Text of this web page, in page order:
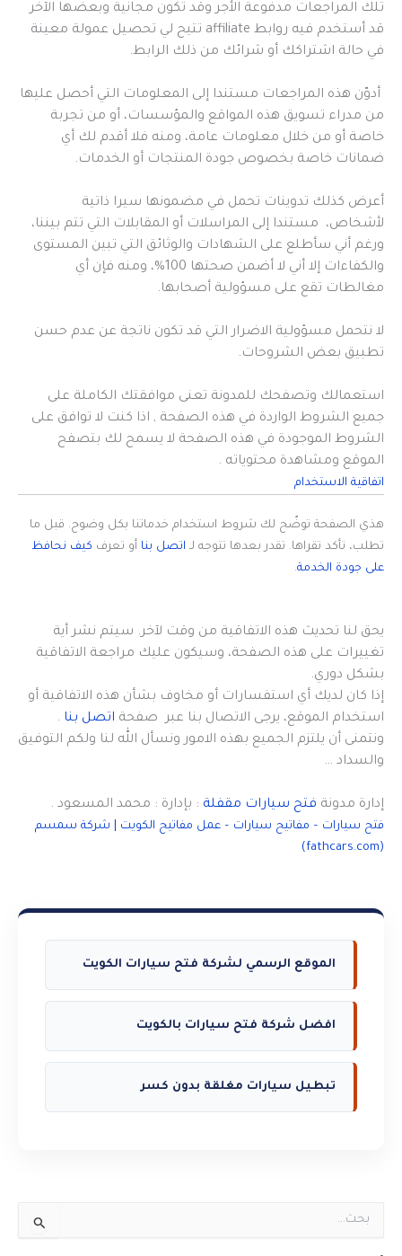
تلك المراجعات مدفوعة الأجر وقد تكون مجانية وبعضها الآخر
قد أستخدم فيه روابط affiliate تتيح لي تحصيل عمولة معينة
في حالة اشتراكك أو شرائك من ذلك الرابط.
أدوّن هذه المراجعات مستندا إلى المعلومات التي أحصل عليها
من مدراء تسويق هذه المواقع والمؤسسات، أو من تجربة
خاصة أو من خلال معلومات عامة، ومنه فلا أقدم لك أي
ضمانات خاصة بخصوص جودة المنتجات أو الخدمات.
أعرض كذلك تدوينات تحمل في مضمونها سيرا ذاتية
لأشخاص، مستندا إلى المراسلات أو المقابلات التي تتم بيننا،
ورغم أني سأطلع على الشهادات والوثائق التي تبين المستوى
والكفاءات إلا أني لا أضمن صحتها 100%، ومنه فإن أي
مغالطات تقع على مسؤولية أصحابها.
لا نتحمل مسؤولية الاضرار التي قد تكون ناتجة عن عدم حسن
تطبيق بعض الشروحات.
استعمالك وتصفحك للمدونة تعنى موافقتك الكاملة على
جميع الشروط الواردة في هذه الصفحة , اذا كنت لا توافق على
الشروط الموجودة في هذه الصفحة لا يسمح لك بتصفح
الموقع ومشاهدة محتوياته .
اتفاقية الاستخدام
هذي الصفحة توضّح لك شروط استخدام خدماتنا بكل وضوح. قبل ما
تطلب، تأكد تقراها. تقدر بعدها تتوجه لـ اتصل بنا أو تعرف كيف نحافظ
على جودة الخدمة.
يحق لنا تحديث هذه الاتفاقية من وقت لآخر. سيتم نشر أية
تغييرات على هذه الصفحة، وسيكون عليك مراجعة الاتفاقية
بشكل دوري.
إذا كان لديك أي استفسارات أو مخاوف بشأن هذه الاتفاقية أو
استخدام الموقع، يرجى الاتصال بنا عبر صفحة اتصل بنا .
ونتمنى أن يلتزم الجميع بهذه الامور ونسأل الله لنا ولكم التوفيق
والسداد …
إدارة مدونة فتح سيارات مقفلة : بإدارة : محمد المسعود .
فتح سيارات – مفاتيح سيارات – عمل مفاتيح الكويت | شركة سمسم
(fathcars.com)
الموقع الرسمي لشركة فتح سيارات الكويت
افضل شركة فتح سيارات بالكويت
تبطيل سيارات مغلقة بدون كسر